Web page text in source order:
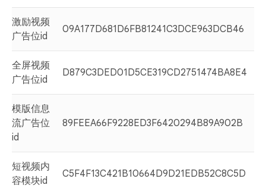
激励视频
广告位id
09A177D681D6FB81241C3DCE963DCB46
全屏视频
广告位id
D879C3DED01D5CE319CD2751474BA8E4
模版信息
流广告位
id
89FEEA66F9228ED3F6420294B89A902B
短视频内
容模块id
C5F4F13C421B10664D9D21EDB52C8C5D